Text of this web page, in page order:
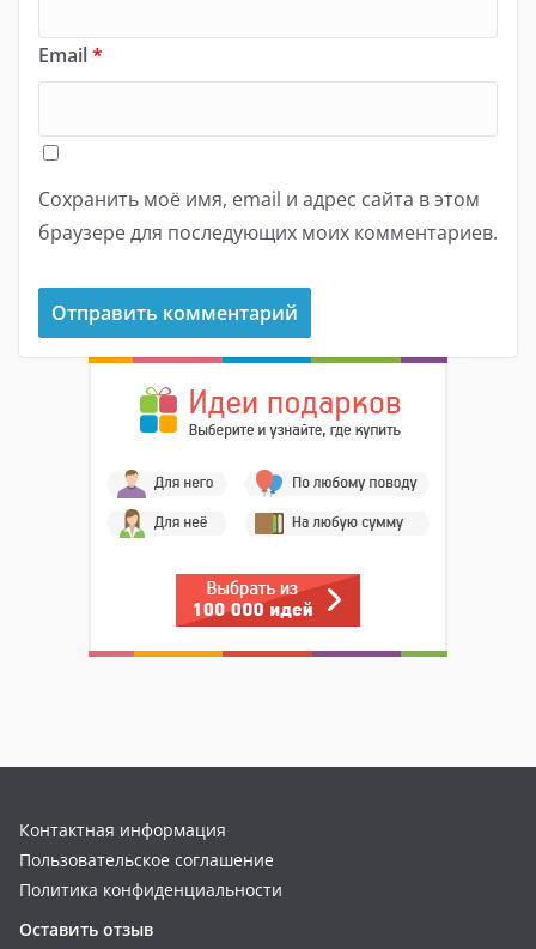
Email*
Сохранить моё имя, email и адрес сайта в этом
браузере для последующих моих комментариев.
Контактная информация
Пользовательское соглашение
Политика конфиденциальности
Оставить отзыв